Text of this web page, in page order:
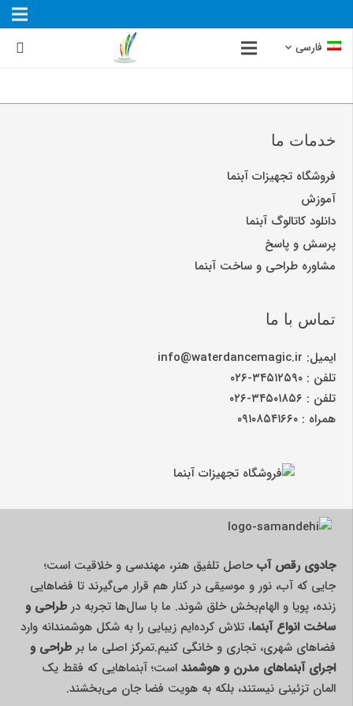
فارسی
خدمات ما
فروشگاه تجهیزات آبنما
آموزش
دانلود کاتالوگ آبنما
پرسش و پاسخ
مشاوره طراحی و ساخت آبنما
تماس با ما
ایمیل: info@waterdancemagic.ir
تلفن : ۳۴۵۱۲۵۹۰-۰۲۶
تلفن : ۳۴۵۰۱۸۵۶-۰۲۶
همراه : ۰۹۱۰۸۵۴۱۶۶۰
جادوی رقص آبحاصل تلفیق هنر، مهندسی و خلاقیت است؛
جایی که آب، نور و موسیقی در کنار هم قرار می‌گیرند تا فضاهایی
زنده، پویا و الهام‌بخش خلق شوند. ما با سال‌ها تجربه درطراحی و
ساخت انواع آبنما، تلاش کرده‌ایم زیبایی را به شکل هوشمندانه وارد
فضاهای شهری، تجاری و خانگی کنیم.تمرکز اصلی ما برطراحی و
اجرای آبنماهای مدرن و هوشمند است؛ آبنماهایی که فقط یک
المان تزئینی نیستند، بلکه به هویت فضا جان می‌بخشند.